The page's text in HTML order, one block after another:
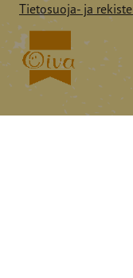
Tietosuoja- ja